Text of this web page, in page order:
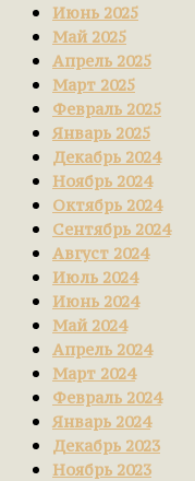
Июнь 2025
Май 2025
Апрель 2025
Март 2025
Февраль 2025
Январь 2025
Декабрь 2024
Ноябрь 2024
Октябрь 2024
Сентябрь 2024
Август 2024
Июль 2024
Июнь 2024
Май 2024
Апрель 2024
Март 2024
Февраль 2024
Январь 2024
Декабрь 2023
Ноябрь 2023